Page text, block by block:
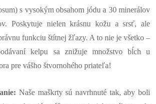
s vysokým obsahom jódu a 30 minerálov
Poskytuje nielen krásnu kožu a srsť, ale
funkciu štítnej žľazy. A to nie je všetko –
kelpu sa znižuje množstvo bĺch u
pre vášho štvornohého priateľa!
Naše maškrty sú navrhnuté tak, aby boli